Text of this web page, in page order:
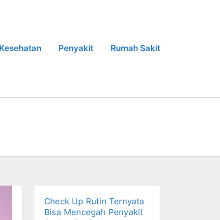
Penyakit Rumah Sakit
Check Up Rutin Ternyata
Bisa Mencegah Penyakit